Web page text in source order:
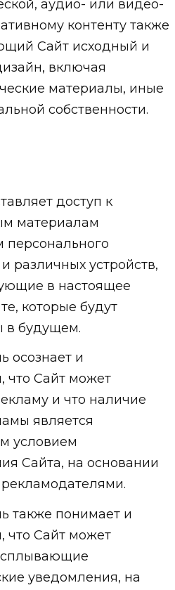
аудио- или видео-
контенту также
Сайт исходный и
включая
материалы, иные
собственности.
доступ к
материалам
персонального
различных устройств,
в настоящее
которые будут
в будущем.
осознает и
что Сайт может
и что наличие
является
условием
Сайта, на основании
также понимает и
что Сайт может
уведомления, на